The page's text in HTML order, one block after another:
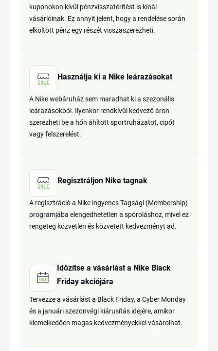
kuponokon kívül pénzvisszatérítést is kínál
vásárlóinak. Ez annyit jelent, hogy a rendelése során
elköltött pénz egy részét visszaszerezheti.
Használja ki a Nike leárazásokat
A Nike webáruház sem maradhat ki a szezonális
leárazásokból. Ilyenkor rendkívül kedvező áron
szerezheti be a hőn áhított sportruházatot, cipőt
vagy felszerelést.
Regisztráljon Nike tagnak
A regisztráció a Nike ingyenes Tagsági (Membership)
programjába elengedhetetlen a spóroláshoz, mivel ez
rengeteg közvetlen és közvetett kedvezményt ad.
Időzítse a vásárlást a Nike Black
Friday akciójára
Tervezze a vásárlást a Black Friday, a Cyber Monday
és a januári szezonvégi kiárusítás idejére, amikor
kiemelkedően magas kedvezményekkel vásárolhat.